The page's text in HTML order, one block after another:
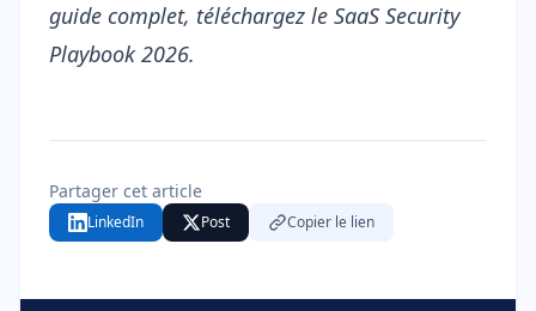
guide complet, téléchargez le SaaS Security
Playbook 2026.
Partager cet article
LinkedIn Post Copier le lien